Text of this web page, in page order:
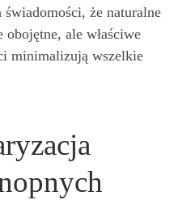
że naturalne
obojętne, ale właściwe
minimalizują wszelkie